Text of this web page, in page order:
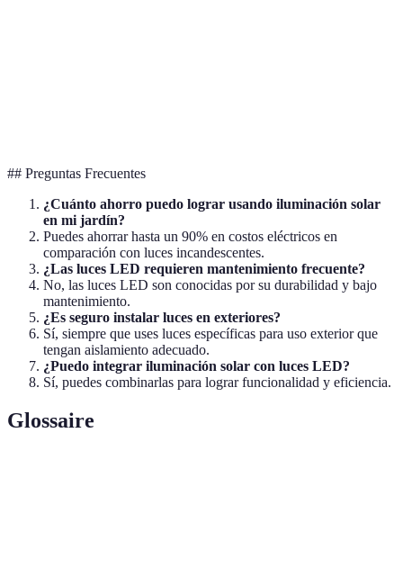
## Preguntas Frecuentes
¿Cuánto ahorro puedo lograr usando iluminación solar
en mi jardín?
Puedes ahorrar hasta un 90% en costos eléctricos en
comparación con luces incandescentes.
¿Las luces LED requieren mantenimiento frecuente?
No, las luces LED son conocidas por su durabilidad y bajo
mantenimiento.
¿Es seguro instalar luces en exteriores?
Sí, siempre que uses luces específicas para uso exterior que
tengan aislamiento adecuado.
¿Puedo integrar iluminación solar con luces LED?
Sí, puedes combinarlas para lograr funcionalidad y eficiencia.
Glossaire